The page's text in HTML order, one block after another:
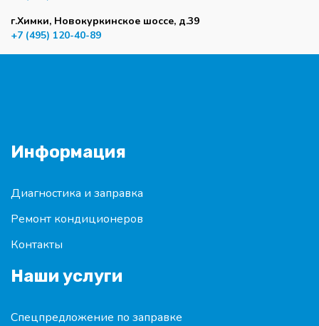
г.Химки, Новокуркинское шоссе, д.39
+7 (495) 120-40-89
Информация
Диагностика и заправка
Ремонт кондиционеров
Контакты
Наши услуги
Спецпредложение по заправке